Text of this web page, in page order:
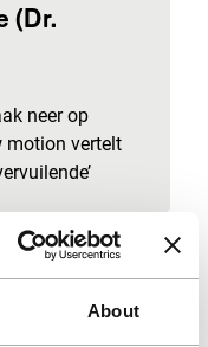
About
(Dr.
neer op
motion vertelt